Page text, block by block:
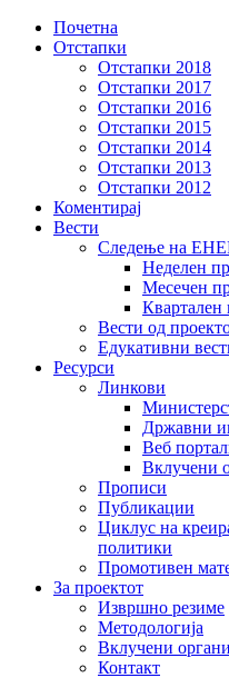
Почетна
Отстапки
Отстапки 2018
Отстапки 2017
Отстапки 2016
Отстапки 2015
Отстапки 2014
Отстапки 2013
Отстапки 2012
Коментирај
Вести
Следење на
Неделен
Месечен
Квартален
Вести од
Едукативни
Ресурси
Линкови
Државни
Веб
Вклучени
Прописи
Публикации
Циклус на
политики
Промотивен
За проектот
Извршно резиме
Методологија
Вклучени
Контакт